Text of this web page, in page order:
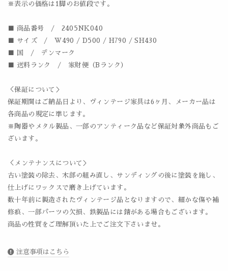
※表示の価格は1脚のお値段です。
■ 商品番号 / 2405NK040
■ サイズ / W490 / D500 / H790 / SH430
■ 国 / デンマーク
■ 送料ランク / 家財便（Bランク）
＜保証について＞
保証期間はご納品日より、ヴィンテージ家具は6ヶ月、メーカー品は
各商品の規定に準じます。
※陶器やメタル製品、一部のアンティーク品など保証対象外商品もご
ざいます。
＜メンテナンスについて＞
古い塗装の除去、木部の組み直し、サンディングの後に塗装を施し、
仕上げにワックスで磨き上げています。
数十年前に製造されたヴィンテージ品となりますので、細かな傷や補
修痕、一部パーツの欠損、鉄製品には錆がある場合もございます。
商品の性質をご理解頂いた上でご注文下さいませ。
注意事項はこちら